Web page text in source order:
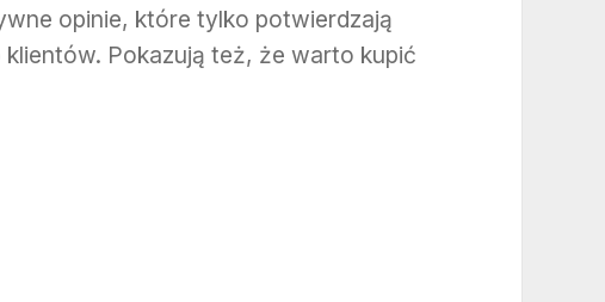
opinie, które tylko potwierdzają
Pokazują też, że warto kupić